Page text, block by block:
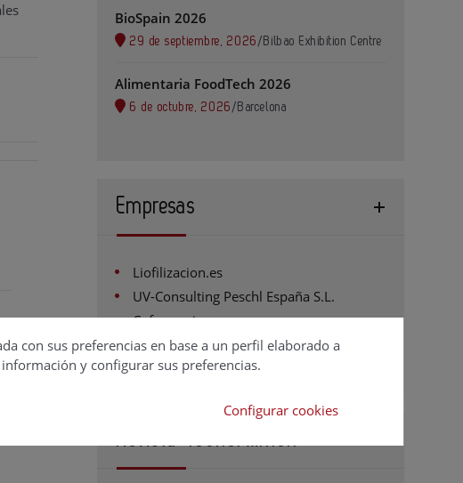
BioSpain 2026
29 de septiembre, 2026 / Bilbao Exhibition Centre
Alimentaria FoodTech 2026
6 de octubre, 2026 / Barcelona
Empresas
Liofilizacion.es
UV-Consulting Peschl España S.L.
Coformacion
AERZEN IBÉRICA
con sus preferencias en base a un perfil elaborado a
y configurar sus preferencias.
Configurar cookies